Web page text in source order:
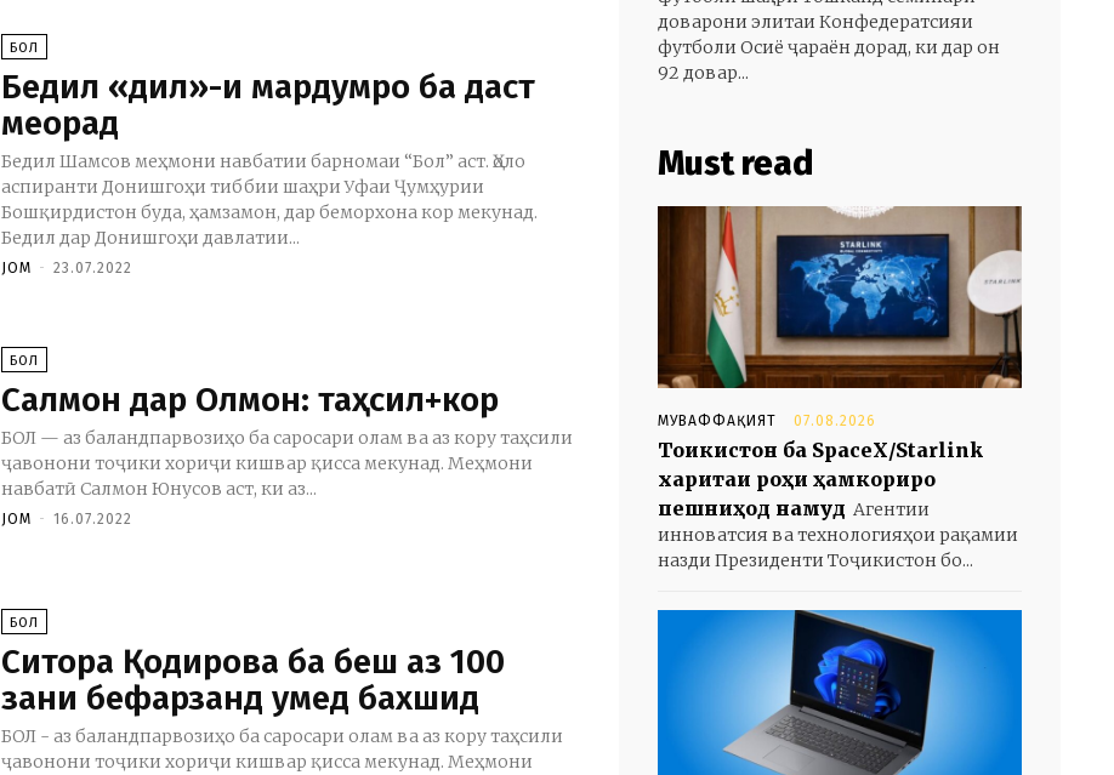
БОЛ
Бедил «дил»-и мардумро ба даст
меорад
Бедил Шамсов меҳмони навбатии барномаи “Бол” аст. Ҳоло
аспиранти Донишгоҳи тиббии шаҳри Уфаи Ҷумҳурии
Бошқирдистон буда, ҳамзамон, дар беморхона кор мекунад.
Бедил дар Донишгоҳи давлатии...
JOM - 23.07.2022
БОЛ
Салмон дар Олмон: таҳсил+кор
БОЛ — аз баландпарвозиҳо ба саросари олам ва аз кору таҳсили
ҷавонони тоҷики хориҷи кишвар қисса мекунад. Меҳмони
навбатӣ Салмон Юнусов аст, ки аз...
JOM - 16.07.2022
БОЛ
Ситора Қодирова ба беш аз 100
зани бефарзанд умед бахшид
БОЛ - аз баландпарвозиҳо ба саросари олам ва аз кору таҳсили
ҷавонони тоҷики хориҷи кишвар қисса мекунад. Меҳмони
доварони элитаи Конфедератсияи
футболи Осиё ҷараён дорад, ки дар он
92 довар...
Must read
МУВАФФАҚИЯТ 07.08.2026
Тоҷикистон ба SpaceX/Starlink
харитаи роҳи ҳамкориро
пешниҳод намуд Агентии
инноватсия ва технологияҳои рақамии
назди Президенти Тоҷикистон бо...